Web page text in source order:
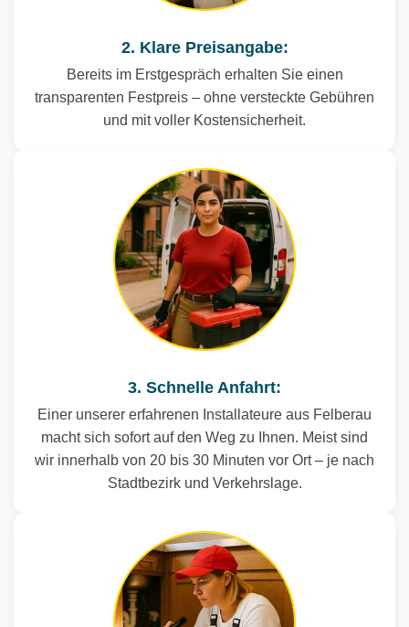
2. Klare Preisangabe:
Bereits im Erstgespräch erhalten Sie einen
transparenten Festpreis – ohne versteckte Gebühren
und mit voller Kostensicherheit.
3. Schnelle Anfahrt:
Einer unserer erfahrenen Installateure aus Felberau
macht sich sofort auf den Weg zu Ihnen. Meist sind
wir innerhalb von 20 bis 30 Minuten vor Ort – je nach
Stadtbezirk und Verkehrslage.